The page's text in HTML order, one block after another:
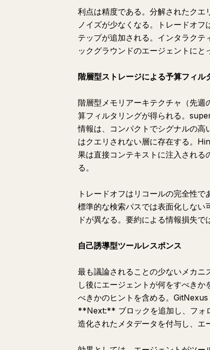
利点は精度である。分解されたク
ノイズが少なくなる。トレードオ
テップが追加される。インタラク
ックグラウンドのエージェントにと
階層型ストレージによる予算フィル
階層型メモリアーキテクチャ（先
算フィルタリングが得られる。
情報は、コンパクトでシグナルの
はクエリされない層に存在する。
果は直接コンテキストに注入され
る。
トレードオフはリコールの完全性
標準的な検索パスでは表面化しな
ドが異なる。要約による情報損失で
自己誘導型ツールレスポンス
最も議論されることの少ないメカニ
し後にエージェントが何をすべき
べきかのヒントを含める。
**Next:** ブロックを追加し、フォ
造化されたメタデータを付与し、エ